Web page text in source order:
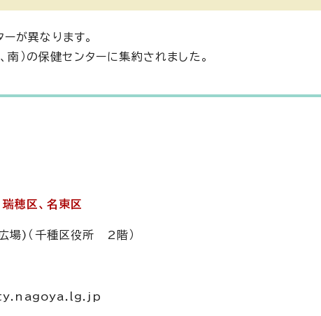
が異なります。
）の保健センターに集約されました。
穂区、名東区
場)（千種区役所 2階）